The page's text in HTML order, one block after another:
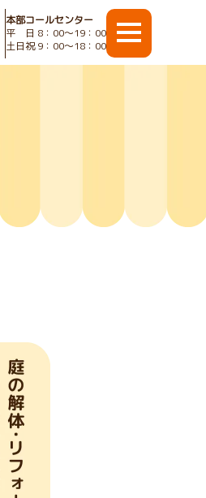
本部コールセンター
平 日 8：00〜19：00
土日祝 9：00〜18：00